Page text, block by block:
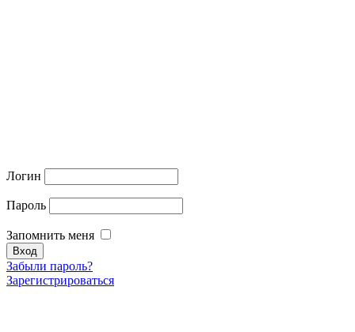
Логин
Пароль
Запомнить меня
Забыли пароль?
Зарегистрироваться